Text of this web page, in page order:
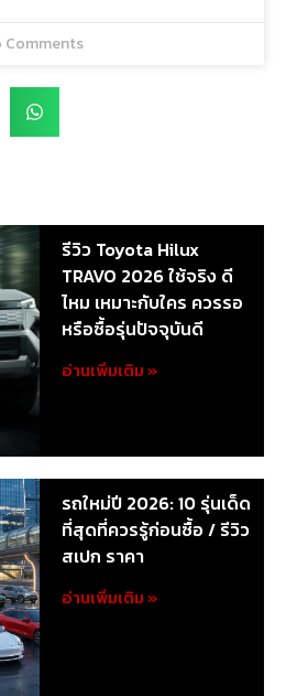
Comments
รีวิว Toyota Hilux
TRAVO 2026 ใช้จริง ดี
ไหม เหมาะกับใคร ควรรอ
หรือซื้อรุ่นปัจจุบันดี
อ่านเพิ่มเติม »
รถใหม่ปี 2026: 10 รุ่นเด็ด
ที่สุดที่ควรรู้ก่อนซื้อ / รีวิว
สเปก ราคา
อ่านเพิ่มเติม »